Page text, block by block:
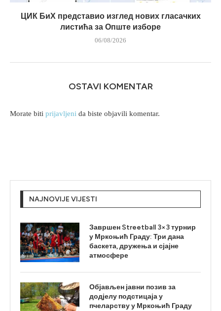
ЦИК БиХ представио изглед нових гласачких
листића за Опште изборе
06/08/2026
OSTAVI KOMENTAR
Morate biti prijavljeni da biste objavili komentar.
NAJNOVIJE VIJESTI
Завршен Streetball 3×3 турнир
у Мркоњић Граду: Три дана
баскета, дружења и сјајне
атмосфере
Објављен јавни позив за
додјелу подстицаја у
пчеларству у Мркоњић Граду